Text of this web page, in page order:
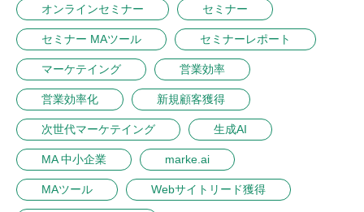
オンラインセミナー セミナー
セミナー MAツール セミナーレポート
マーケテイング 営業効率
営業効率化 新規顧客獲得
次世代マーケテイング 生成AI
MA 中小企業 marke.ai
MAツール Webサイトリード獲得